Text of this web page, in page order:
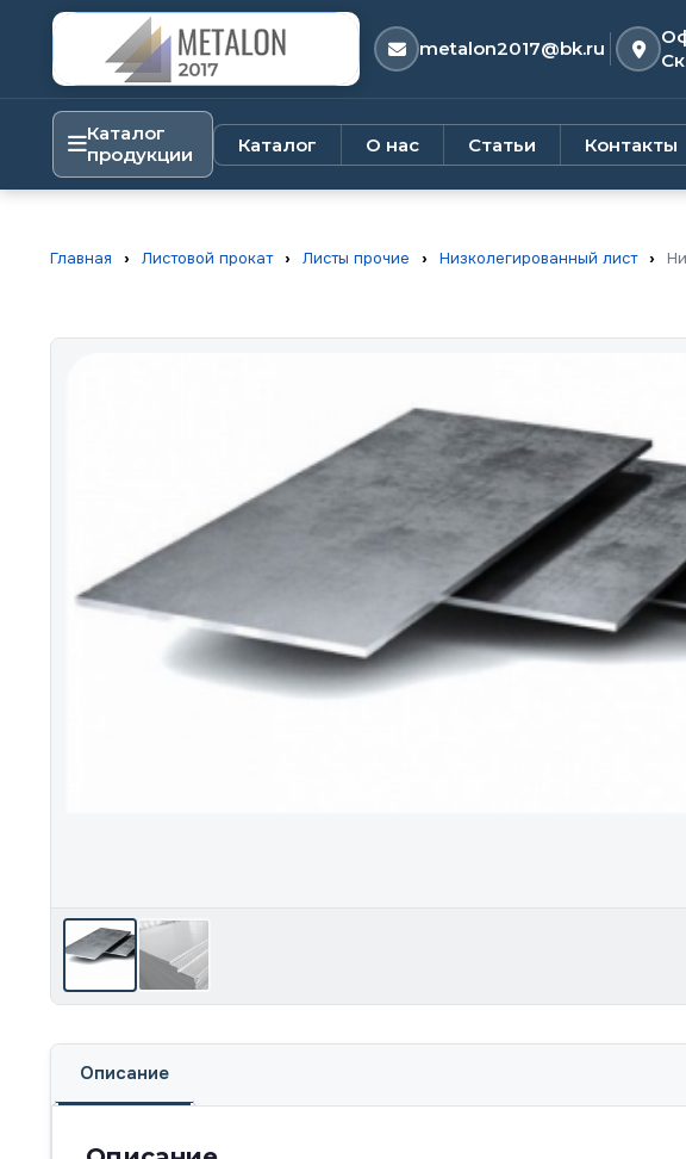
metalon2017@bk.ru
Каталог
продукции
Каталог О нас Статьи Контакты
Главная › Листовой прокат › Листы прочие › Низколегированный лист ›
Описание